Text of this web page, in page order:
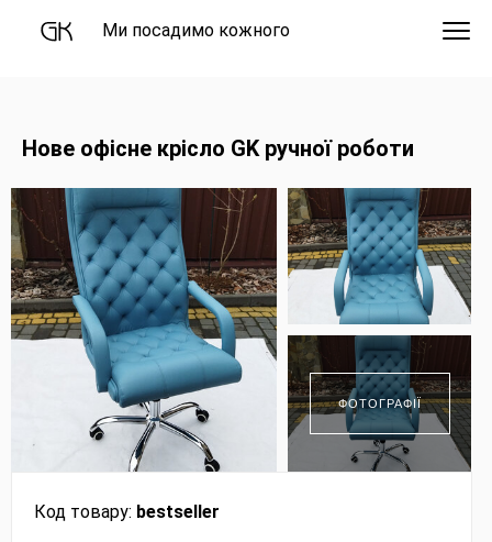
Ми посадимо кожного
Нове офісне крісло GK ручної роботи
ФОТОГРАФІЇ
Код товару: bestseller